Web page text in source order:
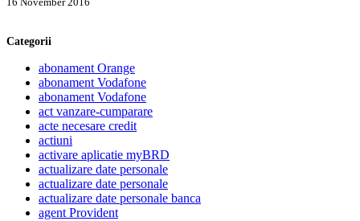
Categorii
abonament Orange
abonament Vodafone
abonament Vodafone
act vanzare-cumparare
acte necesare credit
actiuni
activare aplicatie myBRD
actualizare date personale
actualizare date personale
actualizare date personale banca
agent Provident